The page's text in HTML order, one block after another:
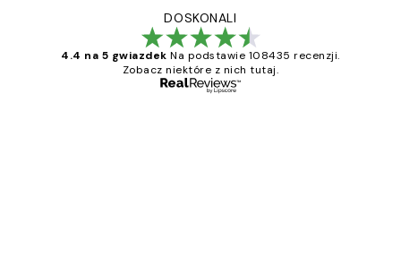
DOSKONALI
4.4 na 5 gwiazdek Na podstawie 108435 recenzji.
Zobacz niektóre z nich tutaj.